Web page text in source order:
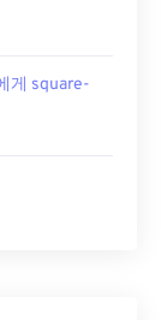
게 square-